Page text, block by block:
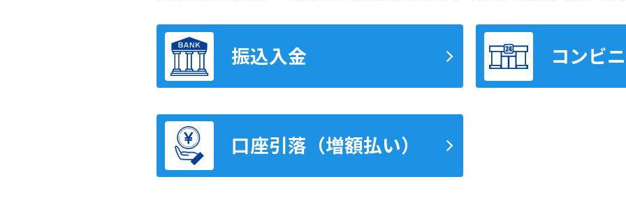
振込入金 コンビ
口座引落 （増額払い）